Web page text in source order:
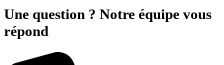
Une question ? Notre équipe vous
répond